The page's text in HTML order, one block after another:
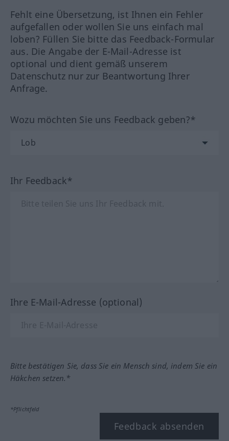
Fehlt eine Übersetzung, ist Ihnen ein Fehler
aufgefallen oder wollen Sie uns einfach mal
loben? Füllen Sie bitte das Feedback-Formular
aus. Die Angabe der E-Mail-Adresse ist
optional und dient gemäß unserem
Datenschutz nur zur Beantwortung Ihrer
Anfrage.
Wozu möchten Sie uns Feedback geben?*
Ihr Feedback*
Ihre E-Mail-Adresse (optional)
Bitte bestätigen Sie, dass Sie ein Mensch sind, indem Sie ein
Häkchen setzen.*
*Pflichtfeld
Feedback absenden